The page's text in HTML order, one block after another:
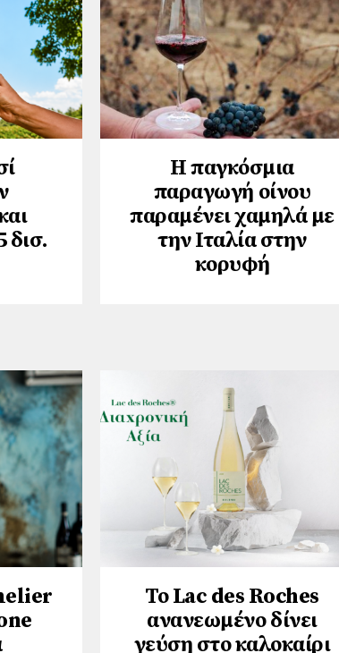
δισ.
Η παγκόσμια
παραγωγή οίνου
παραμένει χαμηλά με
την Ιταλία στην
κορυφή
Το Lac des Roches
ανανεωμένο δίνει
γεύση στο καλοκαίρι